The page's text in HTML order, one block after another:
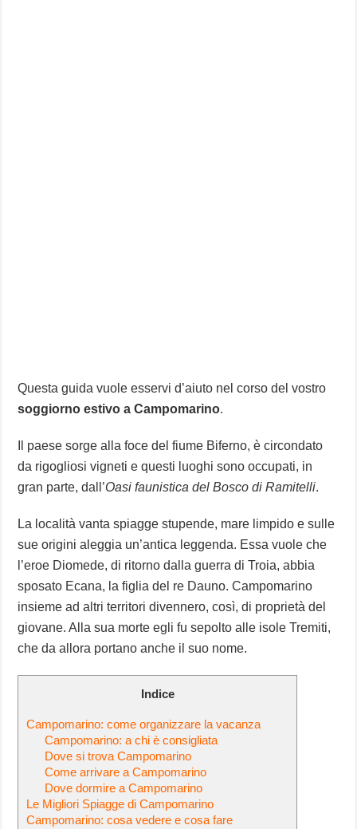
Questa guida vuole esservi d’aiuto nel corso del vostro
soggiorno estivo a Campomarino.
Il paese sorge alla foce del fiume Biferno, è circondato
da rigogliosi vigneti e questi luoghi sono occupati, in
gran parte, dall’Oasi faunistica del Bosco di Ramitelli.
La località vanta spiagge stupende, mare limpido e sulle
sue origini aleggia un’antica leggenda. Essa vuole che
l’eroe Diomede, di ritorno dalla guerra di Troia, abbia
sposato Ecana, la figlia del re Dauno. Campomarino
insieme ad altri territori divennero, così, di proprietà del
giovane. Alla sua morte egli fu sepolto alle isole Tremiti,
che da allora portano anche il suo nome.
Indice
Campomarino: come organizzare la vacanza
Campomarino: a chi è consigliata
Dove si trova Campomarino
Come arrivare a Campomarino
Dove dormire a Campomarino
Le Migliori Spiagge di Campomarino
Campomarino: cosa vedere e cosa fare